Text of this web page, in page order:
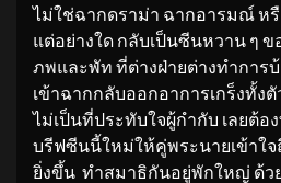
ไม่ใช่ฉากดราม่า ฉากอารมณ์ ห
แต่อย่างใด กลับเป็นซีนหวาน ๆ ข
ภพและพัท ที่ต่างฝ่ายต่างทำการ
เข้าฉากกลับออกอาการเกร็งทั้ง
ไม่เป็นที่ประทับใจผู้กำกับ เลยต้อ
บรีฟซีนนี้ใหม่ให้คู่พระนายเข้าใ
ยิ่งขึ้น ทำสมาธิกันอยู่พักใหญ่ ด้ว